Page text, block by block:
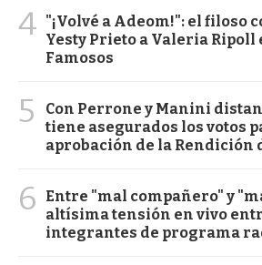
4 "¡Volvé a Adeom!": el filoso
Yesty Prieto a Valeria Ripoll
Famosos
5
Con Perrone y Manini
tiene asegurados los votos
aprobación de la Rendición
6
Entre "mal compañero" y
altísima tensión en vivo
integrantes de programa